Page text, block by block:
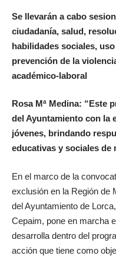
Se llevarán a cabo
ciudadanía, salud,
habilidades sociales,
prevención de la
académico-laboral
Rosa Mª Medina: “Este
del Ayuntamiento con la
jóvenes, brindando
educativas y sociales de
En el marco de la
exclusión en la Región de
del Ayuntamiento de
Cepaim, pone en marcha
desarrolla dentro del
acción que tiene como